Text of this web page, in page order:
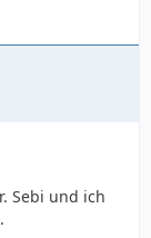
Sebi und ich